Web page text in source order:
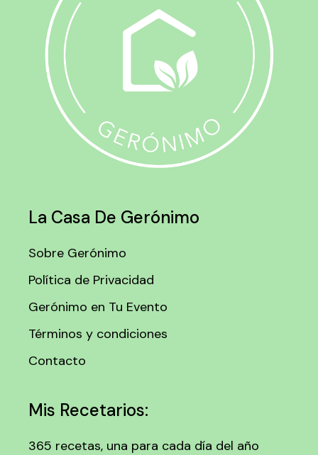
La Casa De Gerónimo
Sobre Gerónimo
Política de Privacidad
Gerónimo en Tu Evento
Términos y condiciones
Contacto
Mis Recetarios:
365 recetas, una para cada día del año